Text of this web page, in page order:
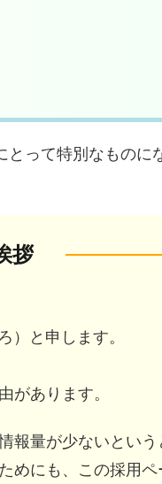
って特別なものに
拶
と申します。
があります。
報量が少ないという
めにも、この採用ペ